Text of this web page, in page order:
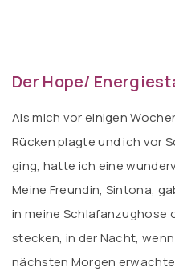
Der Hope/
Als mich vor einigen
Rücken plagte und ich vor
ging, hatte ich eine
Meine Freundin, Sintona,
in meine Schlafanzughose
stecken, in der Nacht,
nächsten Morgen